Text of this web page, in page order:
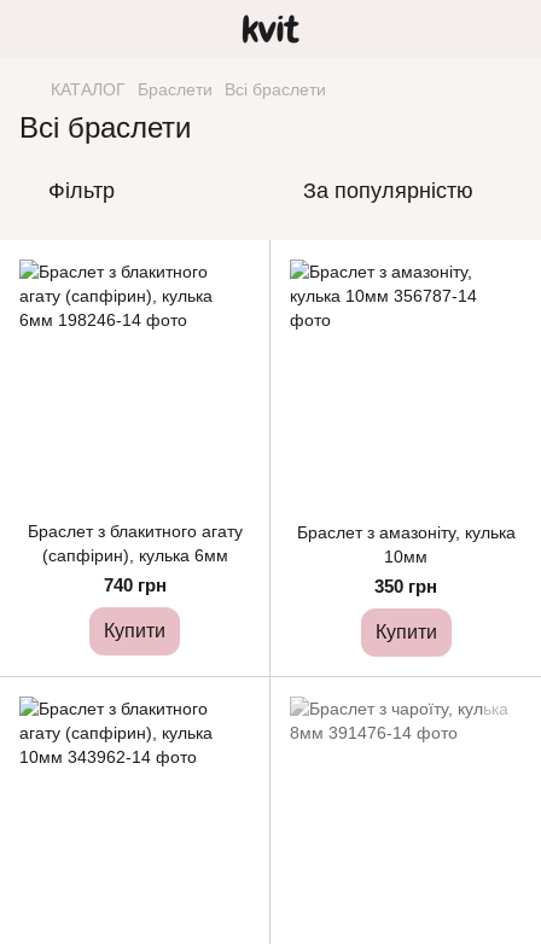
КАТАЛОГ Браслети Всі браслети
Всі браслети
Фільтр За популярністю
Браслет з блакитного агату
(сапфірин), кулька 6мм
740 грн
Купити
Браслет з амазоніту, кулька
10мм
350 грн
Купити